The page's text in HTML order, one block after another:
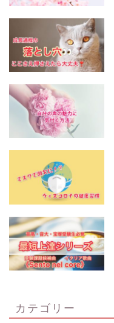
カテゴリー